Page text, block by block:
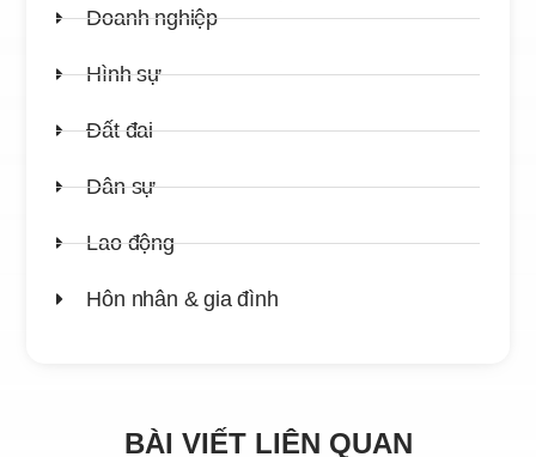
Doanh nghiệp
Hình sự
Đất đai
Dân sự
Lao động
Hôn nhân & gia đình
BÀI VIẾT LIÊN QUAN